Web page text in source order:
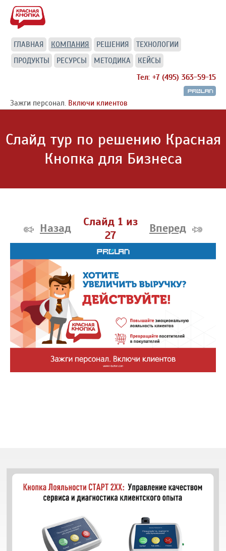
ГЛАВНАЯ КОМПАНИЯ РЕШЕНИЯ
ТЕХНОЛОГИИ
ПРОДУКТЫ
РЕСУРСЫ МЕТОДИКА
КЕЙСЫ
Тел: +7 (495) 363-59-15
Зажги персонал. Включи клиентов
Слайд тур по решению Красная
Кнопка для Бизнеса
Назад Слайд 1из
27
Вперед